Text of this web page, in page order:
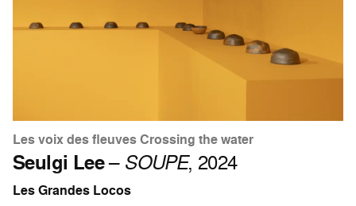
Les voix des fleuves Crossing the water
Seulgi Lee– SOUPE, 2024
Les Grandes Locos